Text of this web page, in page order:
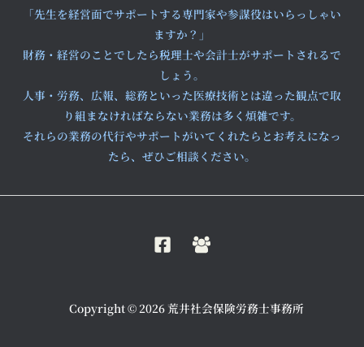
「先生を経営面でサポートする専門家や参謀役はいらっしゃい
ますか？」
財務・経営のことでしたら税理士や会計士がサポートされるで
しょう。
人事・労務、広報、総務といった医療技術とは違った観点で取
り組まなければならない業務は多く煩雑です。
それらの業務の代行やサポートがいてくれたらとお考えになっ
たら、ぜひご相談ください。
Copyright © 2026 荒井社会保険労務士事務所